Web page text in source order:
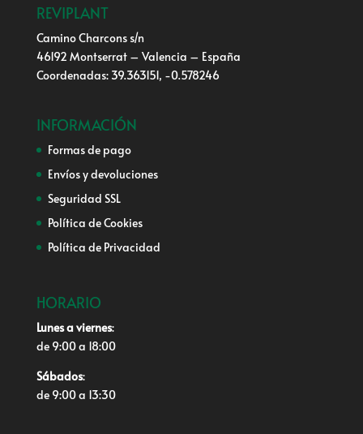
REVIPLANT
Camino Charcons s/n
46192 Montserrat – Valencia – España
Coordenadas: 39.363151, -0.578246
INFORMACIÓN
Formas de pago
Envíos y devoluciones
Seguridad SSL
Política de Cookies
Política de Privacidad
HORARIO
Lunes a viernes:
de 9:00 a 18:00
Sábados:
de 9:00 a 13:30